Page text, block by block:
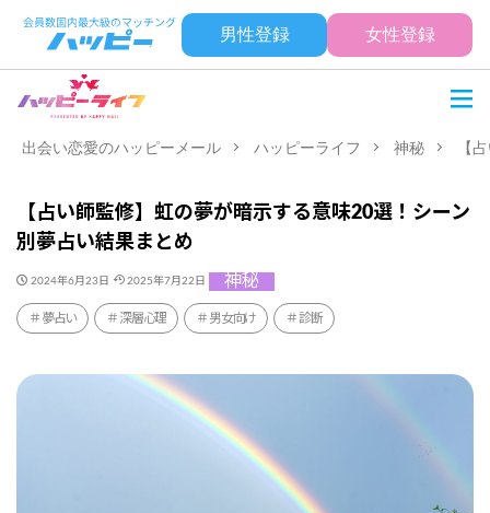
男性登録 女性登録
出会い恋愛のハッピーメール ハッピーライフ 神秘 【
【占い師監修】虹の夢が暗示する意味20選！シーン
別夢占い結果まとめ
2024年6月23日 2025年7月22日 神秘
夢占い 深層心理 男女向け 診断